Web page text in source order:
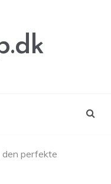
perfekte